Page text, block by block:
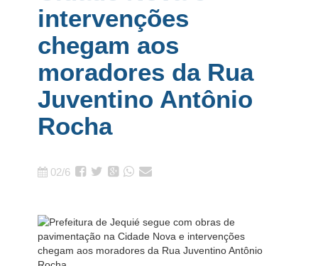
intervenções
chegam aos
moradores da Rua
Juventino Antônio
Rocha
02/6